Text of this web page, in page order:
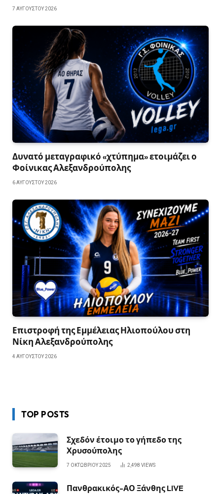
7 ΑΥΓΟΎΣΤΟΥ 2026
Δυνατό μεταγραφικό «χτύπημα» ετοιμάζει ο
Φοίνικας Αλεξανδρούπολης
6 ΑΥΓΟΎΣΤΟΥ 2026
Επιστροφή της Εμμέλειας Ηλιοπούλου στη
Νίκη Αλεξανδρούπολης
4 ΑΥΓΟΎΣΤΟΥ 2026
TOP POSTS
Σχεδόν έτοιμο το γήπεδο της
Χρυσούπολης
7 ΟΚΤΩΒΡΊΟΥ 2025 2,498 VIEWS
Πανθρακικός-ΑΟ Ξάνθης LIVE